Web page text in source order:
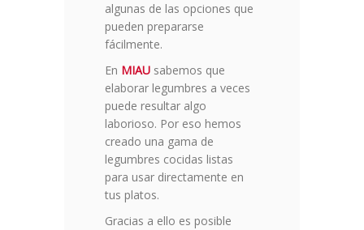
algunas de las opciones que
pueden prepararse
fácilmente.
En MIAU sabemos que
elaborar legumbres a veces
puede resultar algo
laborioso. Por eso hemos
creado una gama de
legumbres cocidas listas
para usar directamente en
tus platos.
Gracias a ello es posible